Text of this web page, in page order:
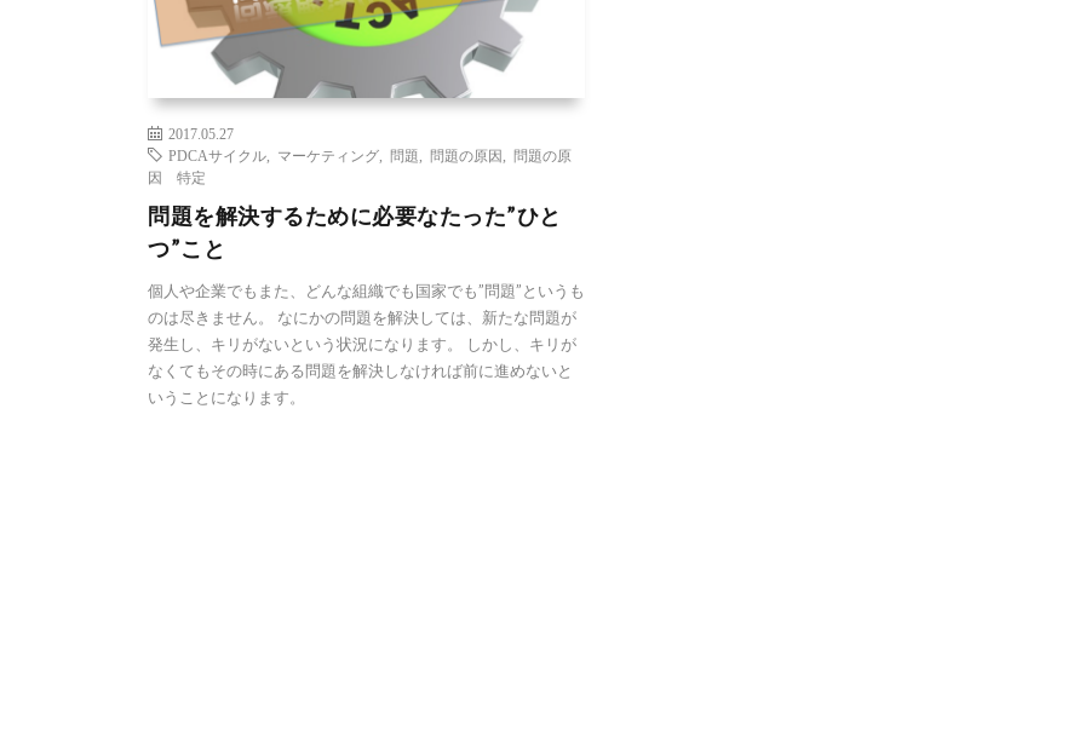
2017.05.27
PDCAサイクル
マーケティング 問題 問題の原因
問題の原
因 特定
問題を解決するために必要なたった”ひと
つ”こと
個人や企業でもまた、どんな組織でも国家でも”問題”というも
のは尽きません。 なにかの問題を解決しては、新たな問題が
発生し、キリがないという状況になります。 しかし、キリが
なくてもその時にある問題を解決しなければ前に進めないと
いうことになります。